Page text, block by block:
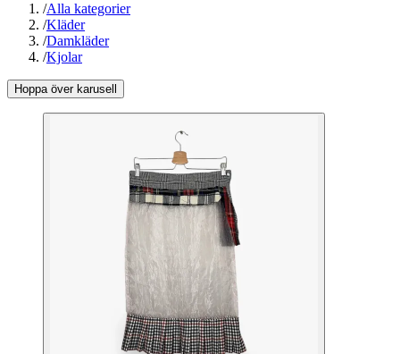
/Alla kategorier
/Kläder
/Damkläder
/Kjolar
Hoppa över karusell